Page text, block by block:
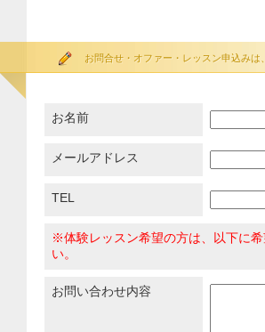
お問合せ・オファー・レッスン申込みは
お名前
メールアドレス
TEL
※体験レッスン希望の方は、以下に
い。
お問い合わせ内容